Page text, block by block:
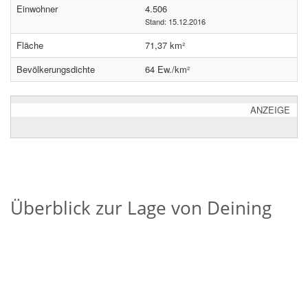
Einwohner 4.506
Stand: 15.12.2016
Fläche
71,37 km²
Bevölkerungsdichte
64 Ew./km²
ANZEIGE
Überblick zur Lage von Deining